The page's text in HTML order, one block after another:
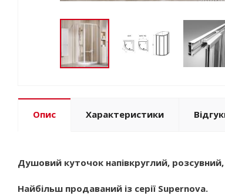
Опис Характеристики
Душовий куточок напівкруглий,
Найбільш продаваний із серії Supernova.